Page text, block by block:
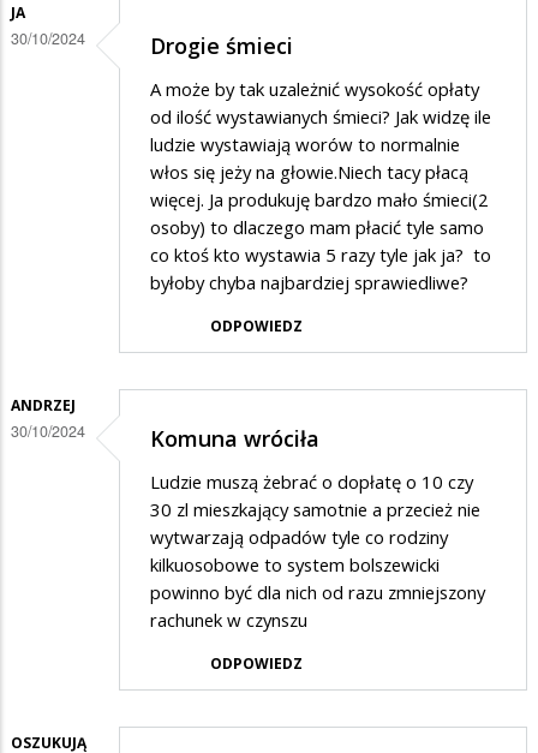
JA
30/10/2024 Drogie śmieci
A może by tak uzależnić wysokość opłaty
od ilość wystawianych śmieci? Jak widzę ile
ludzie wystawiają worów to normalnie
włos się jeży na głowie.Niech tacy płacą
więcej. Ja produkuję bardzo mało śmieci(2
osoby) to dlaczego mam płacić tyle samo
co ktoś kto wystawia 5 razy tyle jak ja? to
byłoby chyba najbardziej sprawiedliwe?
ODPOWIEDZ
ANDRZEJ
30/10/2024 Komuna wróciła
Ludzie muszą żebrać o dopłatę o 10 czy
30 zl mieszkający samotnie a przecież nie
wytwarzają odpadów tyle co rodziny
kilkuosobowe to system bolszewicki
powinno być dla nich od razu zmniejszony
rachunek w czynszu
ODPOWIEDZ
OSZUKUJĄ